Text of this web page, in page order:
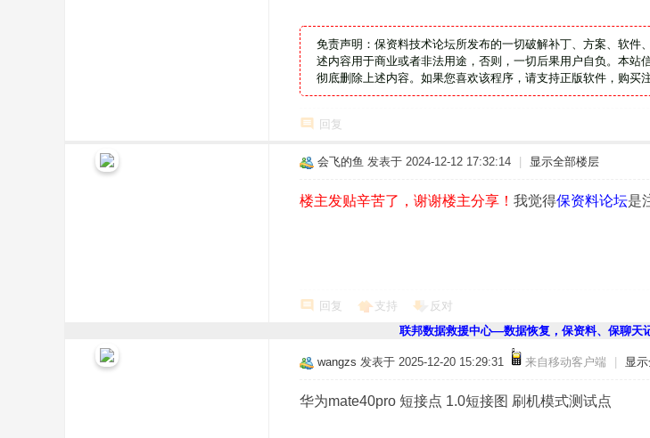
免责声明：保资料技术论坛所发布的一切破解补丁、方案、软
述内容用于商业或者非法用途，否则，一切后果用户自负。本
彻底删除上述内容。如果您喜欢该程序，请支持正版软件，购买
回复
会飞的鱼 发表于 2024-12-12 17:32:14 显示全部楼层
楼主发贴辛苦了，谢谢楼主分享！ 我觉得保资料论坛是
回复 支持 反对
联邦数据救援中心—数据恢复，保资料、保聊天
wangzs 发表于 2025-12-20 15:29:31 来自移动客户端 显
华为mate40pro 短接点 1.0短接图 刷机模式测试点